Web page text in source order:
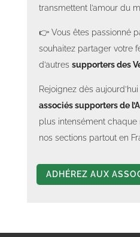
transmettent l’amour du
👉 Vous êtes passionné
souhaitez partager votre
d’autres supporters des
Rejoignez dès aujourd’hui
associés supporters de
plus intensément
nos sections partout en
ADHÉREZ AUX